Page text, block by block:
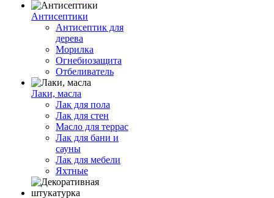
Антисептики
Антисептик для
дерева
Морилка
Огнебиозащита
Отбеливатель
Лаки, масла
Лак для пола
Лак для стен
Масло для террас
Лак для бани и
сауны
Лак для мебели
Яхтные